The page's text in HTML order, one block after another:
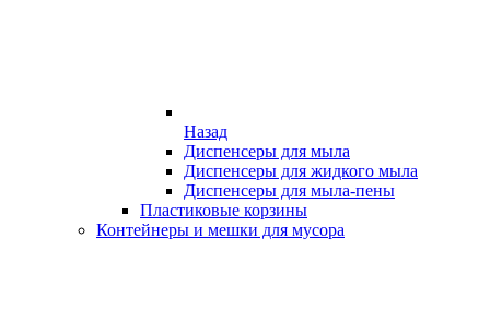
Назад
Диспенсеры для мыла
Диспенсеры для жидкого мыла
Диспенсеры для мыла-пены
Пластиковые корзины
Контейнеры и мешки для мусора